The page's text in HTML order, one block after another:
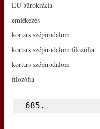
EU bürokrácia
emlékezés
kortárs szépirodalom
kortárs szépirodalom filozófia
kortárs szépirodalom
filozófia
685.